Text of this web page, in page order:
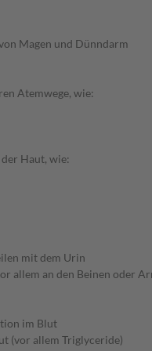
Magen und Dünndarm
Atemwege, wie:
Haut, wie:
mit dem Urin
allem an den Beinen oder
im Blut
(vor allem Triglyceride)